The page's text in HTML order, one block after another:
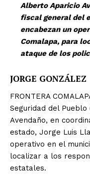
Alberto Aparicio
fiscal general del
encabezan un
Comalapa, para
ataque de los
JORGE GONZÁLEZ
FRONTERA
Seguridad del Pueblo
Avendaño, en
estado, Jorge Luis
operativo en el
localizar a los
estatales.